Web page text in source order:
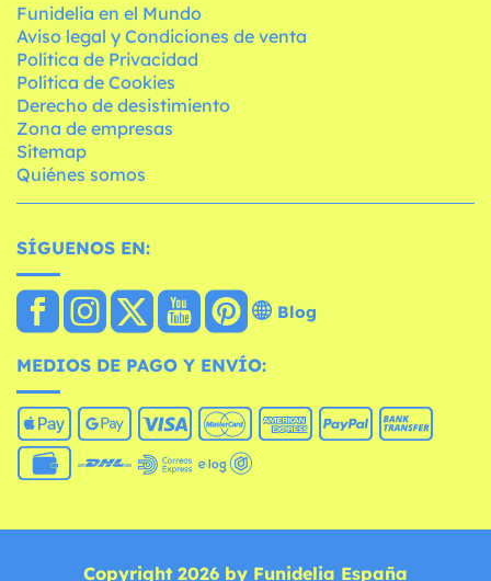
Funidelia en el Mundo
Aviso legal y Condiciones de venta
Política de Privacidad
Política de Cookies
Derecho de desistimiento
Zona de empresas
Sitemap
Quiénes somos
SÍGUENOS EN:
Blog
MEDIOS DE PAGO Y ENVÍO:
Copyright 2026 by Funidelia España